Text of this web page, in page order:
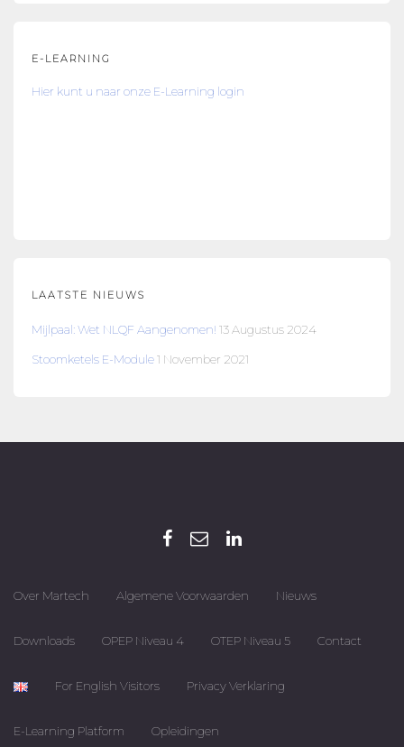
E-LEARNING
Hier kunt u naar onze E-Learning login
LAATSTE NIEUWS
Mijlpaal: Wet NLQF Aangenomen! 13 Augustus 2024
Stoomketels E-Module1 November 2021
Over Martech Algemene Voorwaarden Nieuws
Downloads OPEP Niveau 4 OTEP Niveau 5 Contact
For English Visitors Privacy Verklaring
E-Learning Platform Opleidingen